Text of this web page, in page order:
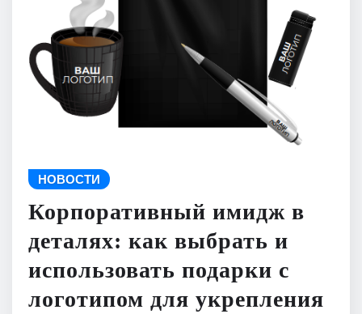
НОВОСТИ
Корпоративный имидж в
деталях: как выбрать и
использовать подарки с
логотипом для укрепления